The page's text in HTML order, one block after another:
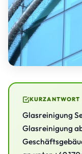
KURZANTWORT
Glasreinigung
Glasreinigung